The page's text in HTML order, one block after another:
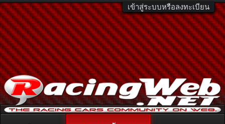
เข้าสู่ระบบหรือลงทะเบียน